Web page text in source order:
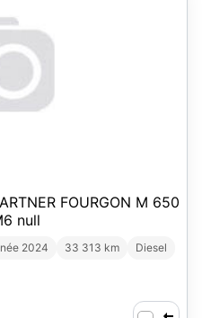
FOURGON M 650
null
2024 33 313 km
Diesel